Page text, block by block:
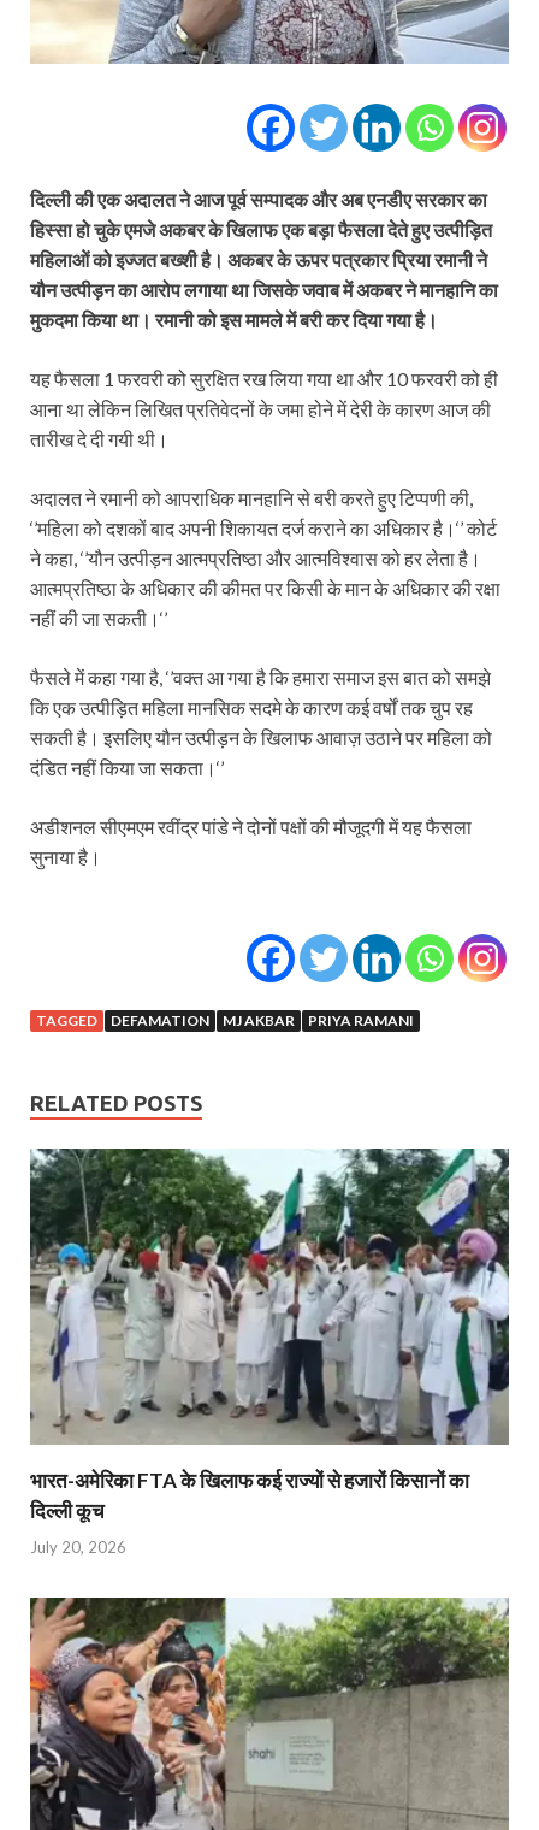
दिल्‍ली की एक अदालत ने आज पूर्व सम्‍पादक और अब एनडीए सरकार का
हिस्‍सा हो चुके एमजे अकबर के खिलाफ एक बड़ा फैसला देते हुए उत्पीड़ित
महिलाओं को इज्‍जत बख्‍शी है। अकबर के ऊपर पत्रकार प्रिया रमानी ने
यौन उत्‍पीड़न का आरोप लगाया था जिसके जवाब में अकबर ने मानहानि का
मुकदमा किया था। रमानी को इस मामले में बरी कर दिया गया है।
यह फैसला 1 फरवरी को सुरक्षित रख लिया गया था और 10 फरवरी को ही
आना था लेकिन लिखित प्रतिवेदनों के जमा होने में देरी के कारण आज की
तारीख दे दी गयी थी।
अदालत ने रमानी को आपराधिक मानहानि से बरी करते हुए टिप्‍पणी की,
‘’महिला को दशकों बाद अपनी शिकायत दर्ज कराने का अधिकार है।‘’ कोर्ट
ने कहा, ‘’यौन उत्‍पीड़न आत्‍मप्रतिष्‍ठा और आत्‍मविश्‍वास को हर लेता है।
आत्‍मप्रतिष्‍ठा के अधिकार की कीमत पर किसी के मान के अधिकार की रक्षा
नहीं की जा सकती।‘’
फैसले में कहा गया है, ‘’वक्‍त आ गया है कि हमारा समाज इस बात को समझे
कि एक उत्पीड़ित महिला मानसिक सदमे के कारण कई वर्षों तक चुप रह
सकती है। इसलिए यौन उत्‍पीड़न के खिलाफ आवाज़ उठाने पर महिला को
दंडित नहीं किया जा सकता।‘’
अडीशनल सीएमएम रवींद्र पांडे ने दोनों पक्षों की मौजूदगी में यह फैसला
सुनाया है।
TAGGED DEFAMATION MJ AKBAR PRIYA RAMANI
RELATED POSTS
भारत-अमेरिका FTA के खिलाफ कई राज्यों से हजारों किसानों का
दिल्ली कूच
July 20, 2026